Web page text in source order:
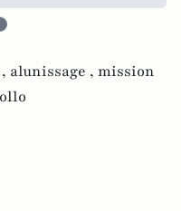
alunissage , mission